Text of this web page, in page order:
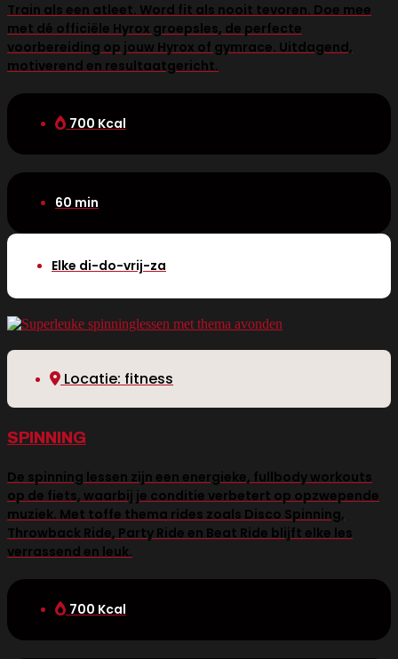
Train als een atleet. Word fit als nooit tevoren. Doe mee
met dé officiële Hyrox groepsles, de perfecte
voorbereiding op jouw Hyrox of gymrace. Uitdagend,
motiverend en resultaatgericht.
700 Kcal
60 min
Elke di-do-vrij-za
Locatie: fitness
SPINNING
De spinning lessen zijn een energieke, fullbody workouts
op de fiets, waarbij je conditie verbetert op opzwepende
muziek. Met toffe thema rides zoals Disco Spinning,
Throwback Ride, Party Ride en Beat Ride blijft elke les
verrassend en leuk.
700 Kcal